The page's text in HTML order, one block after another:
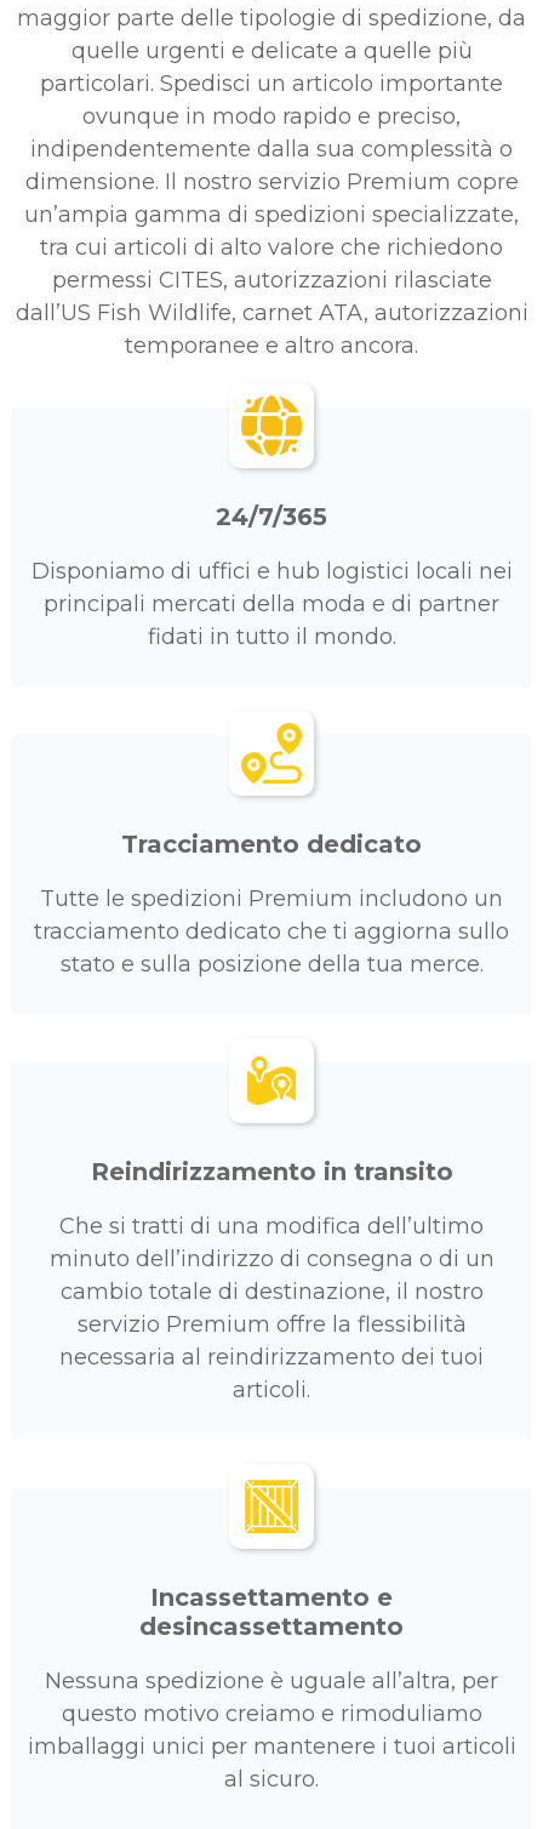
maggior parte delle tipologie di spedizione, da
quelle urgenti e delicate a quelle più
particolari. Spedisci un articolo importante
ovunque in modo rapido e preciso,
indipendentemente dalla sua complessità o
dimensione. Il nostro servizio Premium copre
un’ampia gamma di spedizioni specializzate,
tra cui articoli di alto valore che richiedono
permessi CITES, autorizzazioni rilasciate
dall’US Fish Wildlife, carnet ATA, autorizzazioni
temporanee e altro ancora.
24/7/365
Disponiamo di uffici e hub logistici locali nei
principali mercati della moda e di partner
fidati in tutto il mondo.
Tracciamento dedicato
Tutte le spedizioni Premium includono un
tracciamento dedicato che ti aggiorna sullo
stato e sulla posizione della tua merce.
Reindirizzamento in transito
Che si tratti di una modifica dell’ultimo
minuto dell’indirizzo di consegna o di un
cambio totale di destinazione, il nostro
servizio Premium offre la flessibilità
necessaria al reindirizzamento dei tuoi
articoli.
Incassettamento e
desincassettamento
Nessuna spedizione è uguale all’altra, per
questo motivo creiamo e rimoduliamo
imballaggi unici per mantenere i tuoi articoli
al sicuro.